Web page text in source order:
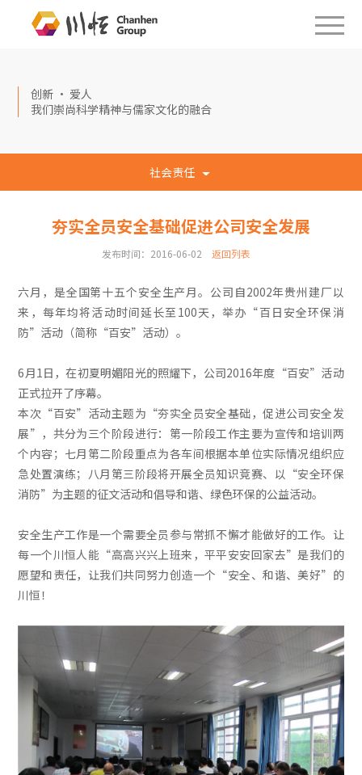
创新 · 爱人
我们崇尚科学精神与儒家文化的融合
社会责任
夯实全员安全基础促进公司安全发展
发布时间：2016-06-02 返回列表
六月，是全国第十五个安全生产月。公司自2002年贵州建厂以
来，每年均将活动时间延长至100天，举办“百日安全环保消
防”活动（简称“百安”活动）。
6月1日，在初夏明媚阳光的照耀下，公司2016年度“百安”活动
正式拉开了序幕。
本次“百安”活动主题为“夯实全员安全基础，促进公司安全发
展”，共分为三个阶段进行：第一阶段工作主要为宣传和培训两
个内容；七月第二阶段重点为各车间根据本单位实际情况组织应
急处置演练；八月第三阶段将开展全员知识竞赛、以“安全环保
消防”为主题的征文活动和倡导和谐、绿色环保的公益活动。
安全生产工作是一个需要全员参与常抓不懈才能做好的工作。让
每一个川恒人能“高高兴兴上班来，平平安安回家去”是我们的
愿望和责任，让我们共同努力创造一个“安全、和谐、美好”的
川恒！